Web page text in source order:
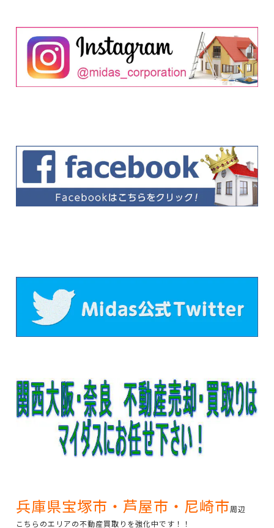
兵庫県宝塚市・芦屋市・尼崎市周辺
こちらのエリアの不動産買取りを強化中です！！